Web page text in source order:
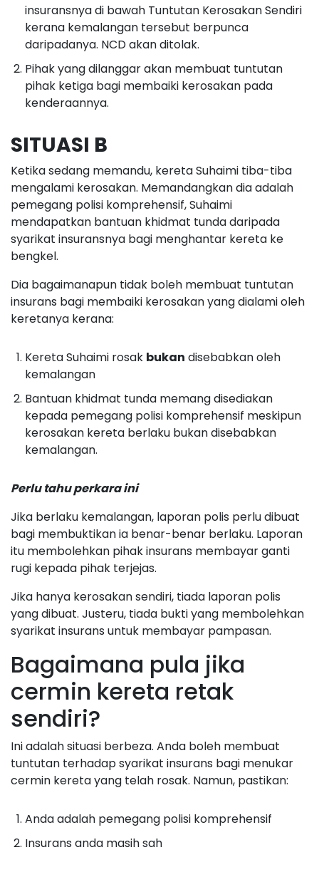
insuransnya di bawah Tuntutan Kerosakan Sendiri
kerana kemalangan tersebut berpunca
daripadanya. NCD akan ditolak.
Pihak yang dilanggar akan membuat tuntutan
pihak ketiga bagi membaiki kerosakan pada
kenderaannya.
SITUASI B
Ketika sedang memandu, kereta Suhaimi tiba-tiba
mengalami kerosakan. Memandangkan dia adalah
pemegang polisi komprehensif, Suhaimi
mendapatkan bantuan khidmat tunda daripada
syarikat insuransnya bagi menghantar kereta ke
bengkel.
Dia bagaimanapun tidak boleh membuat tuntutan
insurans bagi membaiki kerosakan yang dialami oleh
keretanya kerana:
Kereta Suhaimi rosak bukan disebabkan oleh
kemalangan
Bantuan khidmat tunda memang disediakan
kepada pemegang polisi komprehensif meskipun
kerosakan kereta berlaku bukan disebabkan
kemalangan.
Perlu tahu perkara ini
Jika berlaku kemalangan, laporan polis perlu dibuat
bagi membuktikan ia benar-benar berlaku. Laporan
itu membolehkan pihak insurans membayar ganti
rugi kepada pihak terjejas.
Jika hanya kerosakan sendiri, tiada laporan polis
yang dibuat. Justeru, tiada bukti yang membolehkan
syarikat insurans untuk membayar pampasan.
Bagaimana pula jika
cermin kereta retak
sendiri?
Ini adalah situasi berbeza. Anda boleh membuat
tuntutan terhadap syarikat insurans bagi menukar
cermin kereta yang telah rosak. Namun, pastikan:
Anda adalah pemegang polisi komprehensif
Insurans anda masih sah